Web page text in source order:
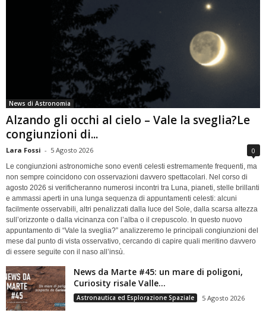
News di Astronomia
Alzando gli occhi al cielo – Vale la sveglia?Le
congiunzioni di...
Lara Fossi - 5 Agosto 2026 0
Le congiunzioni astronomiche sono eventi celesti estremamente frequenti, ma
non sempre coincidono con osservazioni davvero spettacolari. Nel corso di
agosto 2026 si verificheranno numerosi incontri tra Luna, pianeti, stelle brillanti
e ammassi aperti in una lunga sequenza di appuntamenti celesti: alcuni
facilmente osservabili, altri penalizzati dalla luce del Sole, dalla scarsa altezza
sull’orizzonte o dalla vicinanza con l’alba o il crepuscolo. In questo nuovo
appuntamento di “Vale la sveglia?” analizzeremo le principali congiunzioni del
mese dal punto di vista osservativo, cercando di capire quali meritino davvero
di essere seguite con il naso all’insù.
News da Marte #45: un mare di poligoni,
Curiosity risale Valle...
Astronautica ed Esplorazione Spaziale 5 Agosto 2026